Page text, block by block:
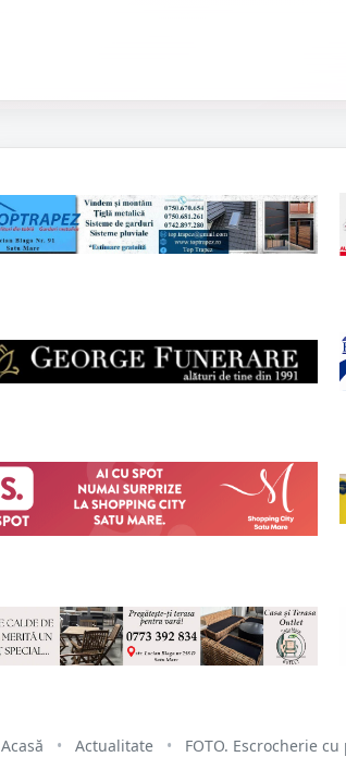
Acasă • Actualitate • FOTO. Escrocherie